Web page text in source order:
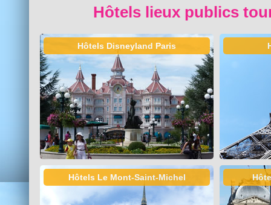
Hôtels lieux publics
Hôtels Disneyland Paris
Hôtels Le Mont-Saint-Michel